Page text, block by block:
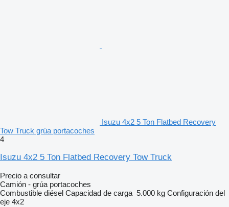
Isuzu 4x2 5 Ton Flatbed Recovery
Tow Truck grúa portacoches
4
Isuzu 4x2 5 Ton Flatbed Recovery Tow Truck
Precio a consultar
Camión - grúa portacoches
Combustible diésel Capacidad de carga 5.000 kg Configuración del
eje 4x2